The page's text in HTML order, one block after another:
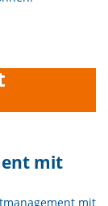
mit
mit